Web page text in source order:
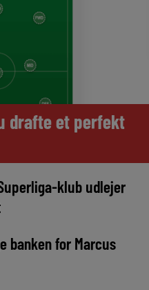
drafte et perfekt
klub udlejer
banken for Marcus